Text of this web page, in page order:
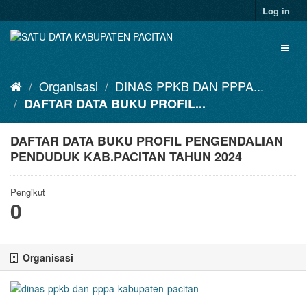
to
content
Log in
Organisasi
DINAS PPKB DAN PPPA...
DAFTAR DATA BUKU PROFIL...
DAFTAR DATA BUKU PROFIL PENGENDALIAN
PENDUDUK KAB.PACITAN TAHUN 2024
Pengikut
0
Organisasi